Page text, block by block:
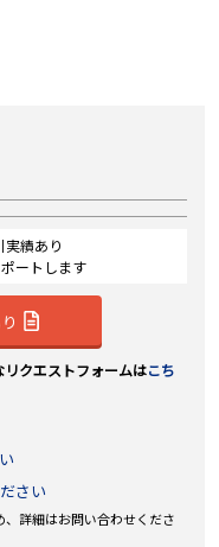
績あり
ートします
クエストフォームはこち
さい
詳細はお問い合わせくださ